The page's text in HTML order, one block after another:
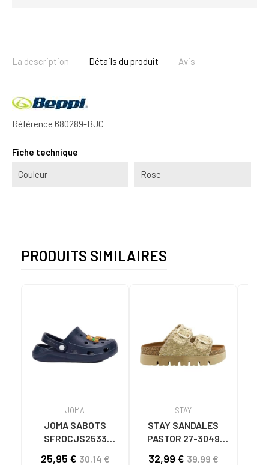
La description Détails du produit Avis
Référence 680289-BJC
Fiche technique
Couleur Rose
PRODUITS SIMILAIRES
JOMA
JOMA SABOTS
SFROCJS2533
25,95 €30,14 €
STAY
STAY SANDALES
PASTOR 27-3049
32,99 €39,99 €